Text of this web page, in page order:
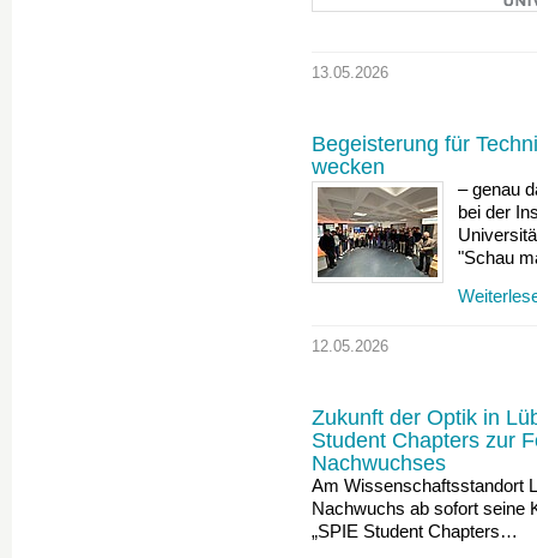
13.05.2026
Begeisterung für
wecken
– genau
bei der
"Schau
12.05.2026
Zukunft der Optik in
Student Chapters zur
Nachwuchses
Am Wissenschaftsstandort
Nachwuchs ab sofort seine
„SPIE Student Chapters…